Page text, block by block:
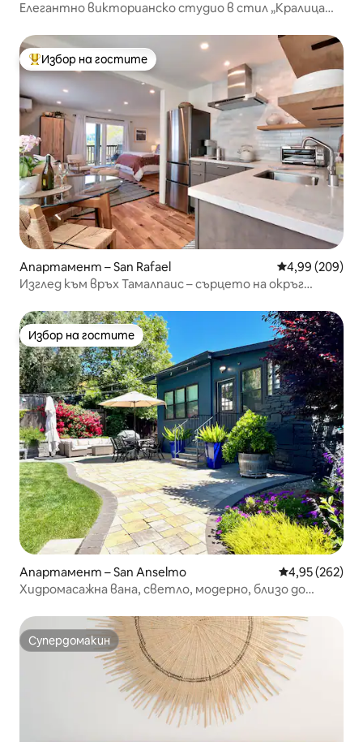
Елегантно викторианско студио в стил „Кралица
Най-популярен избор на гостите
Избор на гостите
Апартамент – San Rafael Средна
4,99 (209)
Изглед към връх Тамалпаис – сърцето на окръг
Избор на гостите
Избор на гостите
Апартамент – San Anselmo Средна
4,95 (262)
Хидромасажна вана, светло, модерно, близо до
Супердомакин
Супердомакин